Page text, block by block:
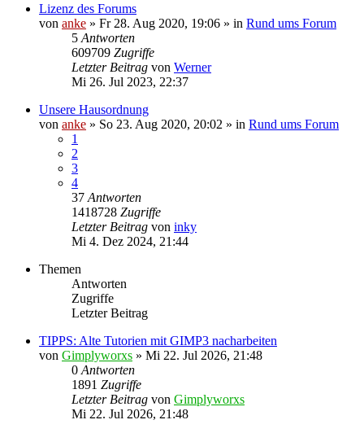
Lizenz des Forums
von anke » Fr 28. Aug 2020, 19:06 » in Rund ums Forum
5 Antworten
609709 Zugriffe
Letzter Beitrag von Werner
Mi 26. Jul 2023, 22:37
Unsere Hausordnung
von anke » So 23. Aug 2020, 20:02 » in Rund ums Forum
1
2
3
4
37 Antworten
1418728 Zugriffe
Letzter Beitrag von inky
Mi 4. Dez 2024, 21:44
Themen
Antworten
Zugriffe
Letzter Beitrag
TIPPS: Alte Tutorien mit GIMP3 nacharbeiten
von Gimplyworxs » Mi 22. Jul 2026, 21:48
0 Antworten
1891 Zugriffe
Letzter Beitrag von Gimplyworxs
Mi 22. Jul 2026, 21:48